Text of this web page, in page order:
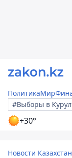
ПолитикаМир
#Выборы в
+30°
Новости